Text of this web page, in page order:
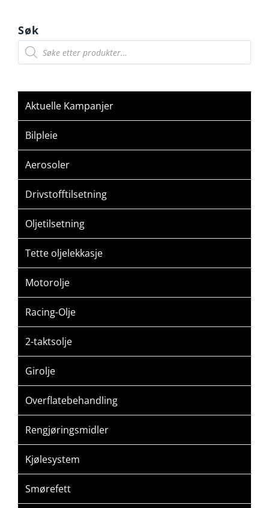
Søk
Products
search
Aktuelle Kampanjer
Bilpleie
Aerosoler
Drivstofftilsetning
Oljetilsetning
Tette oljelekkasje
Motorolje
Racing-Olje
2-taktsolje
Girolje
Overflatebehandling
Rengjøringsmidler
Kjølesystem
Smørefett